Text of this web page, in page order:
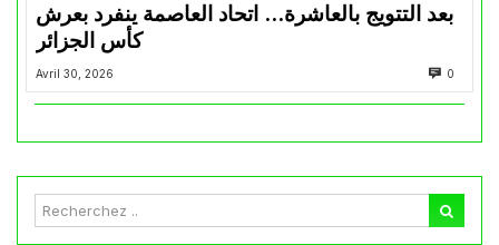
بعد التتويج بالعاشرة… اتحاد العاصمة ينفرد بعرش
كأس الجزائر
Avril 30, 2026 0